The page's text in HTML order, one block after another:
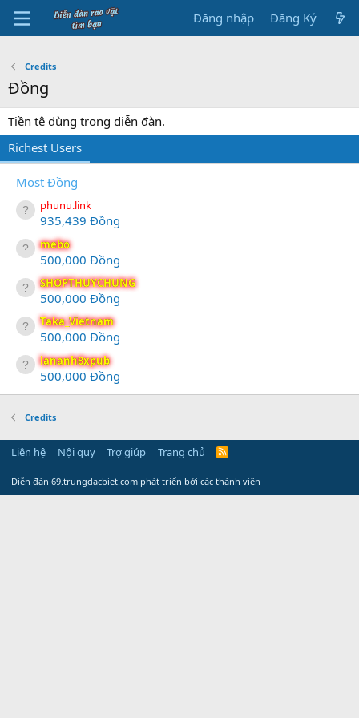
Đăng nhập Đăng Ký
Credits
Đồng
Tiền tệ dùng trong diễn đàn.
Richest Users
Most Đồng
phunu.link
935,439 Đồng
mebo
500,000 Đồng
SHOPTHUYCHUNG
500,000 Đồng
Taka_Vietnam
500,000 Đồng
lananh8xpub
500,000 Đồng
Credits
Liên hệ Nội quy Trợ giúp Trang chủ
R
S
Diễn đàn 69.trungdacbiet.com phát triển bởi các thành viên